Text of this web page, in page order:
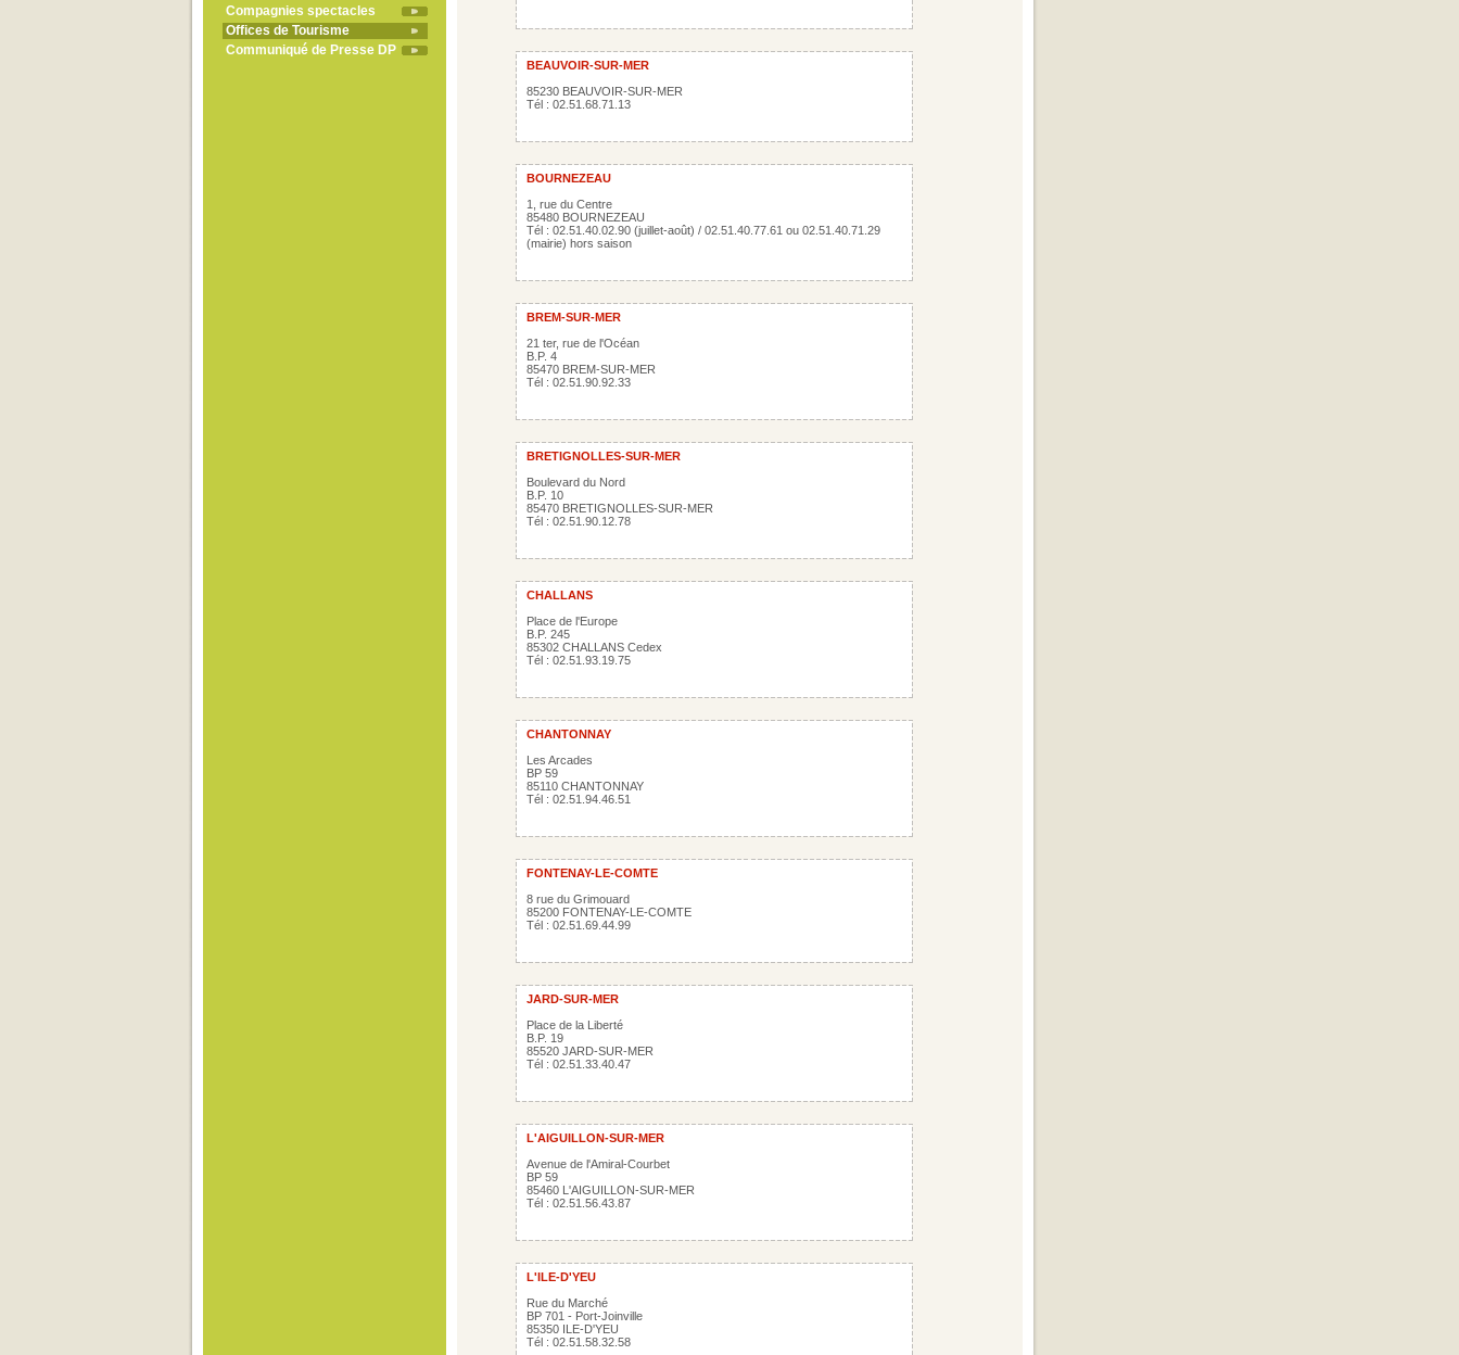
Compagnies spectacles
Offices de Tourisme
Communiqué de Presse DP
BEAUVOIR-SUR-MER
85230 BEAUVOIR-SUR-MER
Tél : 02.51.68.71.13
BOURNEZEAU
1, rue du Centre
85480 BOURNEZEAU
Tél : 02.51.40.02.90 (juillet-août) / 02.51.40.77.61 ou 02.51.40.71.29
(mairie) hors saison
BREM-SUR-MER
21 ter, rue de l'Océan
B.P. 4
85470 BREM-SUR-MER
Tél : 02.51.90.92.33
BRETIGNOLLES-SUR-MER
Boulevard du Nord
B.P. 10
85470 BRETIGNOLLES-SUR-MER
Tél : 02.51.90.12.78
CHALLANS
Place de l'Europe
B.P. 245
85302 CHALLANS Cedex
Tél : 02.51.93.19.75
CHANTONNAY
Les Arcades
BP 59
85110 CHANTONNAY
Tél : 02.51.94.46.51
FONTENAY-LE-COMTE
8 rue du Grimouard
85200 FONTENAY-LE-COMTE
Tél : 02.51.69.44.99
JARD-SUR-MER
Place de la Liberté
B.P. 19
85520 JARD-SUR-MER
Tél : 02.51.33.40.47
L'AIGUILLON-SUR-MER
Avenue de l'Amiral-Courbet
BP 59
85460 L'AIGUILLON-SUR-MER
Tél : 02.51.56.43.87
L'ILE-D'YEU
Rue du Marché
BP 701 - Port-Joinville
85350 ILE-D'YEU
Tél : 02.51.58.32.58